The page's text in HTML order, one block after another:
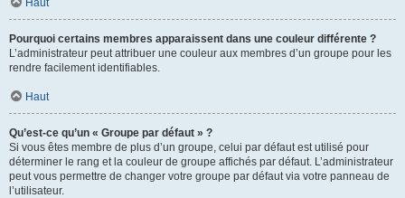
Pourquoi certains membres apparaissent dans une couleur différente ?
L’administrateur peut attribuer une couleur aux membres d’un groupe pour les
rendre facilement identifiables.
Haut
Qu’est-ce qu’un « Groupe par défaut » ?
Si vous êtes membre de plus d’un groupe, celui par défaut est utilisé pour
déterminer le rang et la couleur de groupe affichés par défaut. L’administrateur
peut vous permettre de changer votre groupe par défaut via votre panneau de
l’utilisateur.